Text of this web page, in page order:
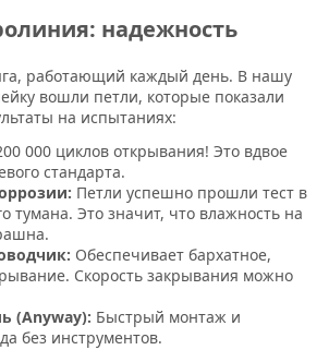
надежность
работающий каждый день. В нашу
вошли петли, которые показали
на испытаниях:
000 циклов открывания! Это вдвое
стандарта.
Петли успешно прошли тест в
тумана. Это значит, что влажность на
Обеспечивает бархатное,
Скорость закрывания можно
(Anyway): Быстрый монтаж и
без инструментов.